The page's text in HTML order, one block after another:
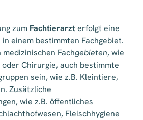
zum Fachtierarzterfolgt eine
einem bestimmten Fachgebiet.
Fachgebieten, wie
Chirurgie, auch bestimmte
sein, wie z.B. Kleintiere,
Zusätzliche
wie z.B. öffentliches
Fleischhygiene